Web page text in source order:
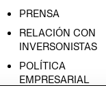
PRENSA
RELACIÓN CON
INVERSONISTAS
POLÍTICA
EMPRESARIAL